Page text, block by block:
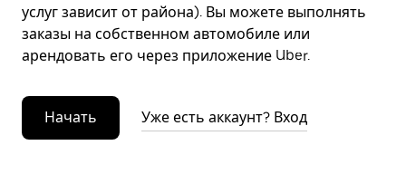
услуг зависит от района). Вы можете выполнять
заказы на собственном автомобиле или
арендовать его через приложение Uber.
Начать Уже есть аккаунт? Вход